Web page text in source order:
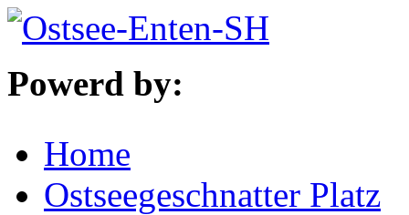
Powerd by:
Home
Ostseegeschnatter Platz